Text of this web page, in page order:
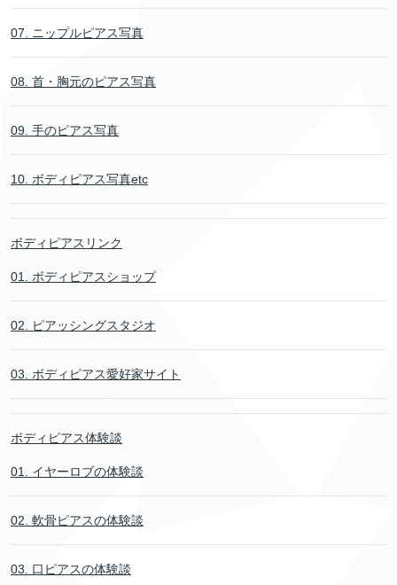
07. ニップルピアス写真
08. 首・胸元のピアス写真
09. 手のピアス写真
10. ボディピアス写真etc
ボディピアスリンク
01. ボディピアスショップ
02. ピアッシングスタジオ
03. ボディピアス愛好家サイト
ボディピアス体験談
01. イヤーロブの体験談
02. 軟骨ピアスの体験談
03. 口ピアスの体験談